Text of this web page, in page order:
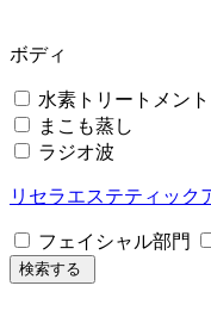
ボディ
水素トリートメント
まこも蒸し
ラジオ波
リセラエステティック
フェイシャル部門
検索する